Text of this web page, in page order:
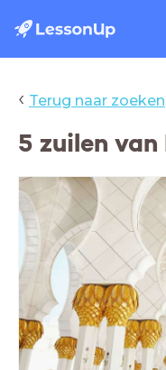
‹ Terug naar zoeken
5 zuilen van